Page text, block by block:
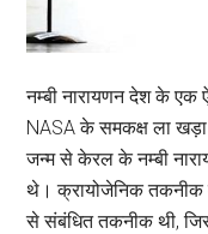
नम्बी नारायणन देश के एक
NASA के समकक्ष ला
जन्म से केरल के नम्बी
थे। क्रायोजेनिक तकनीक
से संबंधित तकनीक थी,